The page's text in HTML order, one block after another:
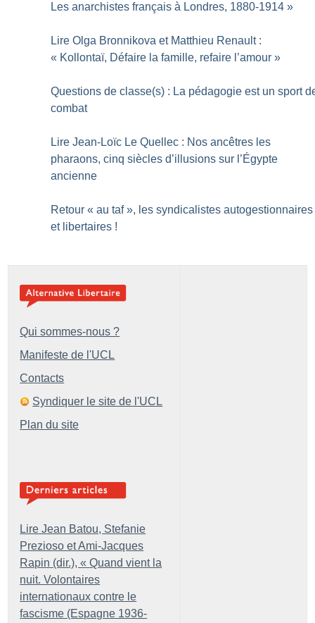
Les anarchistes français à Londres, 1880-1914 »
Lire Olga Bronnikova et Matthieu Renault :
« Kollontaï, Défaire la famille, refaire l’amour »
Questions de classe(s) : La pédagogie est un sport
combat
Lire Jean-Loïc Le Quellec : Nos ancêtres les
pharaons, cinq siècles d’illusions sur l’Égypte
ancienne
Retour « au taf », les syndicalistes autogestionnaires
et libertaires !
Qui sommes-nous ?
Manifeste de l'UCL
Contacts
Syndiquer le site de l'UCL
Plan du site
Lire Jean Batou, Stefanie
Prezioso et Ami-Jacques
Rapin (dir.), « Quand vient la
nuit. Volontaires
internationaux contre le
fascisme (Espagne 1936-